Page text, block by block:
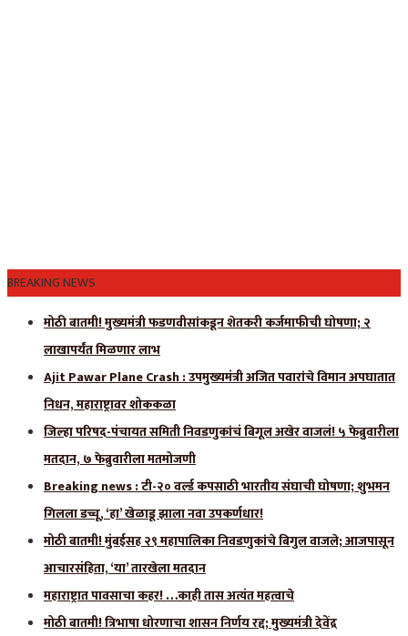
BREAKING NEWS
मोठी बातमी! मुख्यमंत्री फडणवीसांकडून शेतकरी कर्जमाफीची घोषणा; २
लाखापर्यंत मिळणार लाभ
Ajit Pawar Plane Crash : उपमुख्यमंत्री अजित पवारांचे विमान अपघातात
निधन, महाराष्ट्रावर शोककळा
जिल्हा परिषद-पंचायत समिती निवडणुकांचं बिगूल अखेर वाजलं! ५ फेब्रुवारीला
मतदान, ७ फेब्रुवारीला मतमोजणी
Breaking news : टी-२० वर्ल्ड कपसाठी भारतीय संघाची घोषणा; शुभमन
गिलला डच्चू, ‘हा’ खेळाडू झाला नवा उपकर्णधार!
मोठी बातमी! मुंबईसह २९ महापालिका निवडणुकांचे बिगुल वाजले; आजपासून
आचारसंहिता, ‘या’ तारखेला मतदान
महाराष्ट्रात पावसाचा कहर! …काही तास अत्यंत महत्वाचे
मोठी बातमी! त्रिभाषा धोरणाचा शासन निर्णय रद्द; मुख्यमंत्री देवेंद्र